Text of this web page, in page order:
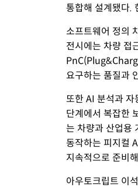
통합해 설계됐다.
소프트웨어 정의
전시에는 차량 접
요구하는 품질과
또한 AI 분석과
단계에서 복잡한
는 차량과 산업용
동작하는 피지컬
지속적으로 준비
아우토크립트 이